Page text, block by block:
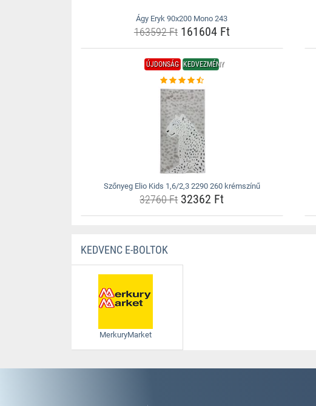
Ágy Eryk 90x200 Mono 243
163592 Ft161604 Ft
ÚJDONSÁG KEDVEZMÉNY
Szőnyeg Elio Kids 1,6/2,3 2290 260 krémszínű
32760 Ft32362 Ft
KEDVENC E-BOLTOK
MerkuryMarket